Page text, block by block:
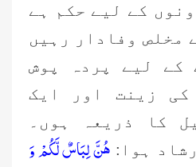
کے لیے حکم ہے
مخلص وفادار رہیں
کے لیے پردہ پوش
کی زینت اور ایک
کا ذریعہ ہوں۔
ہوا: هُنَّ لِبَاسٌ لَّكُمْ وَ